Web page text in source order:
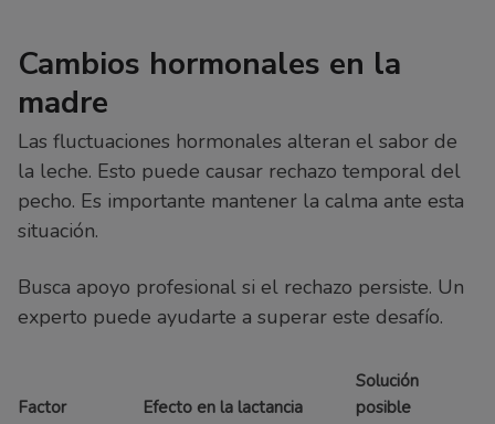
Cambios hormonales en la
madre
Las fluctuaciones hormonales alteran el sabor de
la leche. Esto puede causar rechazo temporal del
pecho. Es importante mantener la calma ante esta
situación.
Busca apoyo profesional si el rechazo persiste. Un
experto puede ayudarte a superar este desafío.
Factor Efecto en la lactancia
Solución
posible